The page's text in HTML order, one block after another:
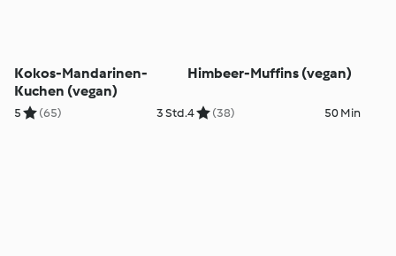
Kokos-Mandarinen-
Kuchen (vegan)
5 (65) 3 Std.
Himbeer-Muffins (vegan)
4 (38) 50 Min